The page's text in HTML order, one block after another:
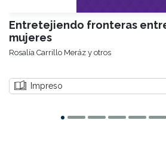
Entretejiendo fronteras
mujeres
Rosalía Carrillo Meráz y otros
Impreso